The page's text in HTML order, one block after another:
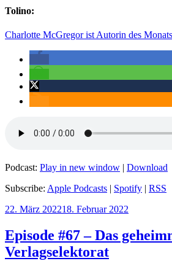
Tolino:
Charlotte McGregor ist Autorin des
Podcast: Play in new window | Download
Subscribe: Apple Podcasts | Spotify | RSS
Veröffentlicht
22. März 202218. Februar 2022
Episode #67 – Das
Verlagselektorat